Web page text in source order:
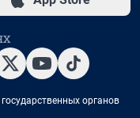
органов